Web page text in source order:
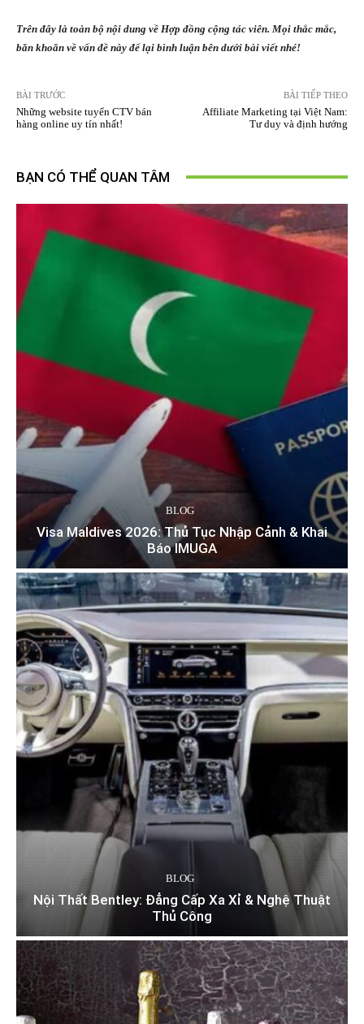
Trên đây là toàn bộ nội dung về Hợp đồng cộng tác viên. Mọi thắc mắc,
băn khoăn về vấn đề này để lại bình luận bên dưới bài viết nhé!
BÀI TRƯỚC
Những website tuyển CTV bán
hàng online uy tín nhất!
BÀI TIẾP THEO
Affiliate Marketing tại Việt Nam:
Tư duy và định hướng
BẠN CÓ THỂ QUAN TÂM
BLOG
Visa Maldives 2026: Thủ Tục Nhập Cảnh & Khai
Báo IMUGA
BLOG
Nội Thất Bentley: Đẳng Cấp Xa Xỉ & Nghệ Thuật
Thủ Công